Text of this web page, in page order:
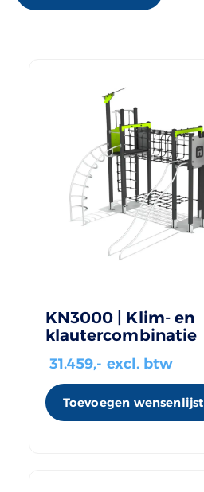
KN3000 | Klim- en
klautercombinatie
31.459,- excl. btw
Toevoegen wensenlijst